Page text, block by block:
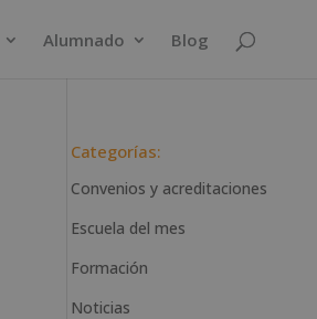
Alumnado Blog
Categorías:
Convenios y acreditaciones
Escuela del mes
Formación
Noticias